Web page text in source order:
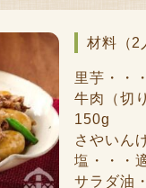
材料（2
里芋・・
牛肉（切
150g
さやいん
塩・・・
サラダ油